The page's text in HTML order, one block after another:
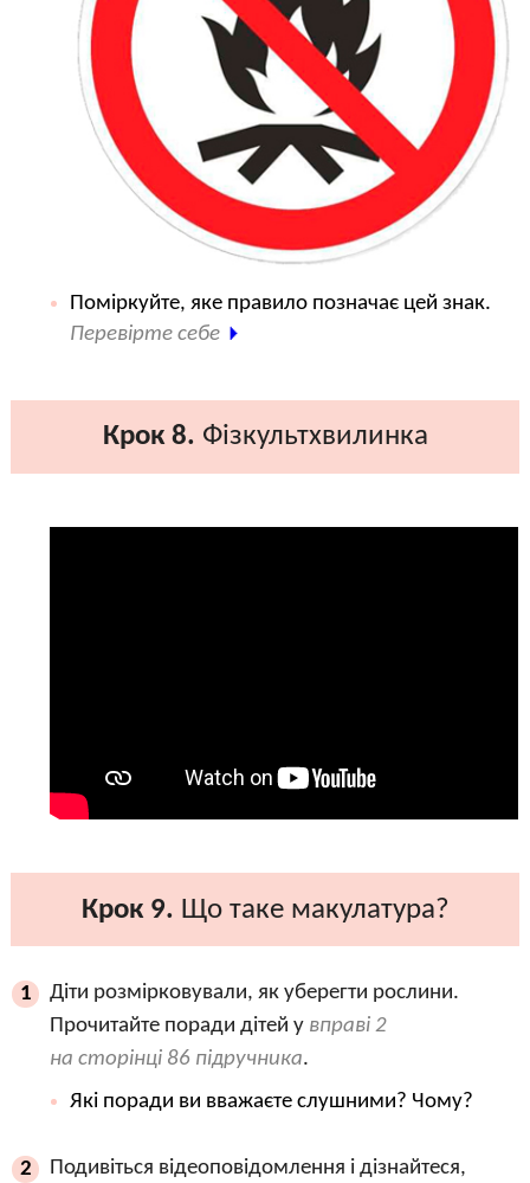
Поміркуйте, яке правило позначає цей знак.
Перевірте себе
Крок 8. Фізкультхвилинка
Крок 9. Що таке макулатура?
1
Діти розмірковували, як уберегти рослини.
Прочитайте поради дітей у вправі 2
на сторінці 86 підручника.
Які поради ви вважаєте слушними? Чому?
2
Подивіться відеоповідомлення і дізнайтеся,